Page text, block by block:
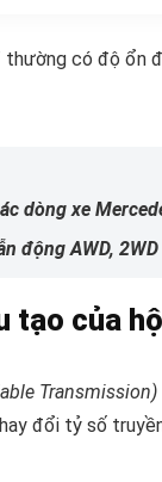
thường có độ ổn
dòng xe
động AWD,
tạo của
Transmission)
đổi tỷ số